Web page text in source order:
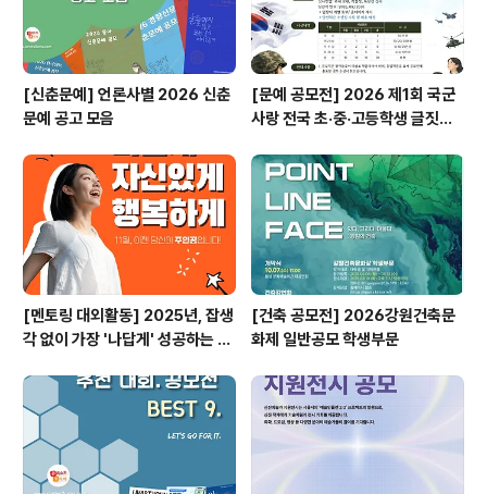
[신춘문예] 언론사별 2026 신춘
문예 공고 모음
[문예 공모전] 2026 제1회 국군
사랑 전국 초·중·고등학생 글짓기
[멘토링 대외활동] 2025년, 잡생
각 없이 가장 '나답게' 성공하는 법
[건축 공모전] 2026강원건축문
화제 일반공모 학생부문